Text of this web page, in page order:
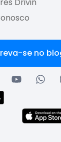
Drivin
se no